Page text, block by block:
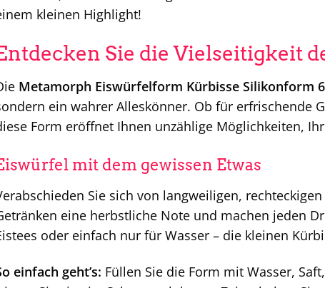
kleinen Highlight!
Sie die Vielseitigkeit
Metamorph Eiswürfelform Kürbisse Silikonform
ein wahrer Alleskönner. Ob für erfrischende
Form eröffnet Ihnen unzählige Möglichkeiten,
mit dem gewissen Etwas
Sie sich von langweiligen,
eine herbstliche Note und machen jeden
oder einfach nur für Wasser – die kleinen
einfach geht’s: Füllen Sie die Form mit Wasser,